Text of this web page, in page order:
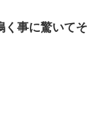
く事に驚いてそ